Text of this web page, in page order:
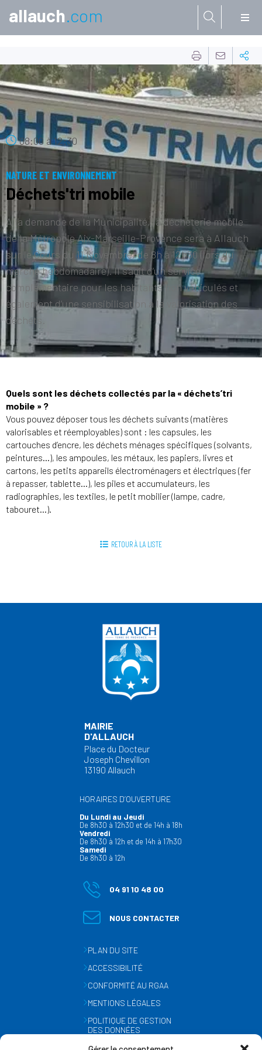
allauch.com
17
SEPT.
08:00 à12:30
NATURE ET ENVIRONNEMENT
Déchets'tri mobile
A la demande de la Municipalité, la déchèterie mobile
de la Métropole Aix-Marseille-Provence sera à Allauch
sur le Cours du 11 Novembre, de 8h à 12h30 (lors du
marché hebdomadaire). Il s’agit d’un service
complémentaire pour les habitants non véhiculés et
également d’une sensibilisation à la valorisation des
déchets.
Quels sont les déchets collectés par la « déchets’tri
mobile » ?
Vous pouvez déposer tous les déchets suivants (matières
valorisables et réemployables) sont : les capsules, les
cartouches d’encre, les déchets ménages spécifiques (solvants,
peintures…), les ampoules, les métaux, les papiers, livres et
cartons, les petits appareils électroménagers et électriques (fer
à repasser, tablette…), les piles et accumulateurs, les
radiographies, les textiles, le petit mobilier (lampe, cadre,
tabouret…).
RETOUR À LA LISTE
MAIRIE
D'ALLAUCH
Place du Docteur
Joseph Chevillon
13190 Allauch
HORAIRES D’OUVERTURE
Du Lundi au Jeudi
De 8h30 à 12h30 et de 14h à 18h
Vendredi
De 8h30 à 12h et de 14h à 17h30
Samedi
De 8h30 à 12h
04 91 10 48 00
NOUS CONTACTER
PLAN DU SITE
ACCESSIBILITÉ
CONFORMITÉ AU RGAA
MENTIONS LÉGALES
POLITIQUE DE GESTION
DES DONNÉES